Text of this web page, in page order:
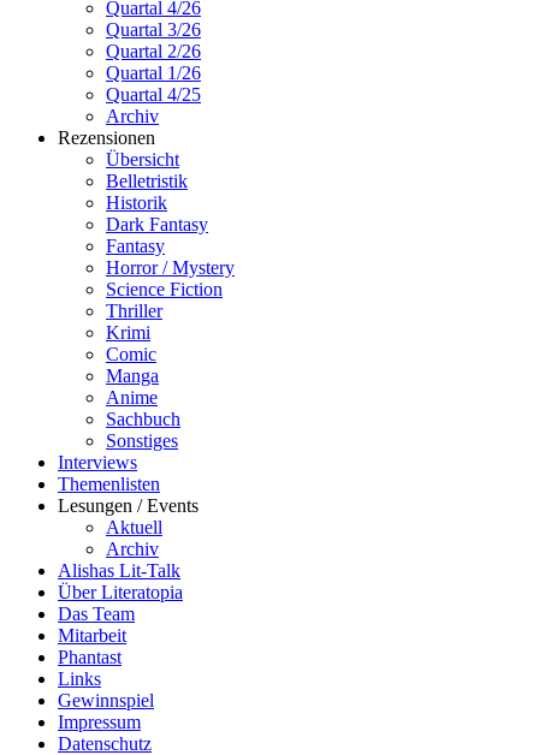
Quartal 4/26
Quartal 3/26
Quartal 2/26
Quartal 1/26
Quartal 4/25
Archiv
Rezensionen
Übersicht
Belletristik
Historik
Dark Fantasy
Fantasy
Horror / Mystery
Science Fiction
Thriller
Krimi
Comic
Manga
Anime
Sachbuch
Sonstiges
Interviews
Themenlisten
Lesungen / Events
Aktuell
Archiv
Alishas Lit-Talk
Über Literatopia
Das Team
Mitarbeit
Phantast
Links
Gewinnspiel
Impressum
Datenschutz